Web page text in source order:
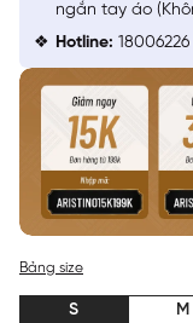
Bảng size
S M
ngắn tay áo
Hotline: